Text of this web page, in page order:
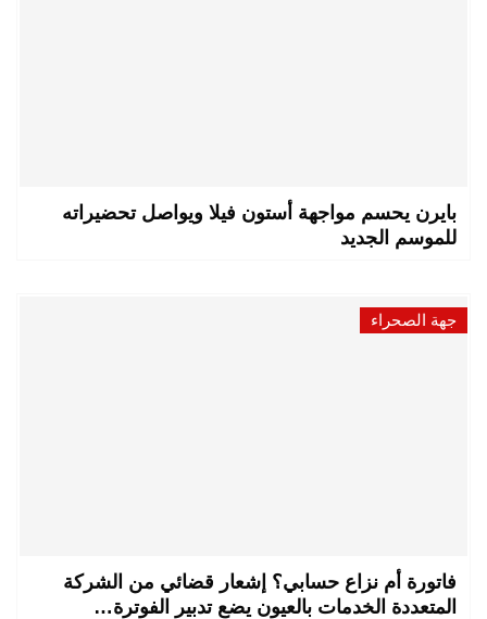
بايرن يحسم مواجهة أستون فيلا ويواصل تحضيراته
للموسم الجديد
جهة الصحراء
فاتورة أم نزاع حسابي؟ إشعار قضائي من الشركة
المتعددة الخدمات بالعيون يضع تدبير الفوترة…